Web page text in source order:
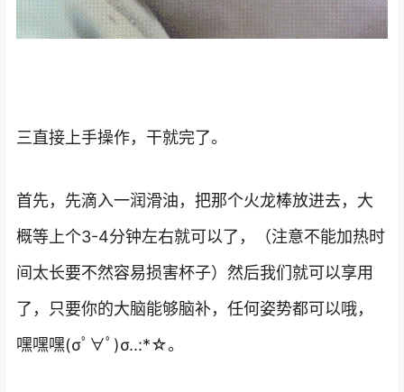
三直接上手操作，干就完了。
首先，先滴入一润滑油，把那个火龙棒放进去，大
概等上个3-4分钟左右就可以了，（注意不能加热时
间太长要不然容易损害杯子）然后我们就可以享用
了，只要你的大脑能够脑补，任何姿势都可以哦，
嘿嘿嘿(σﾟ∀ﾟ)σ..:*☆。